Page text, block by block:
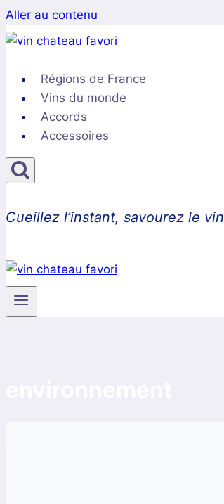
Aller au contenu
Régions de France
Vins du monde
Accords
Accessoires
Cueillez l’instant, savourez le vin